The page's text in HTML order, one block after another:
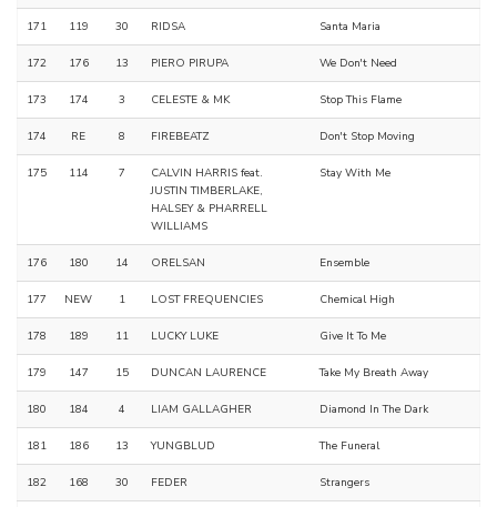
171 119 30 RIDSA Santa Maria
172 176 13 PIERO PIRUPA We Don't Need
173 174 3 CELESTE & MK Stop This Flame
174 RE 8 FIREBEATZ Don't Stop Moving
175 114 7
CALVIN HARRIS feat.
JUSTIN TIMBERLAKE,
HALSEY & PHARRELL
WILLIAMS
Stay With Me
176 180 14 ORELSAN Ensemble
177 NEW 1 LOST FREQUENCIES Chemical High
178 189 11 LUCKY LUKE Give It To Me
179 147 15 DUNCAN LAURENCE Take My Breath Away
180 184 4 LIAM GALLAGHER Diamond In The Dark
181 186 13 YUNGBLUD The Funeral
182 168 30 FEDER Strangers